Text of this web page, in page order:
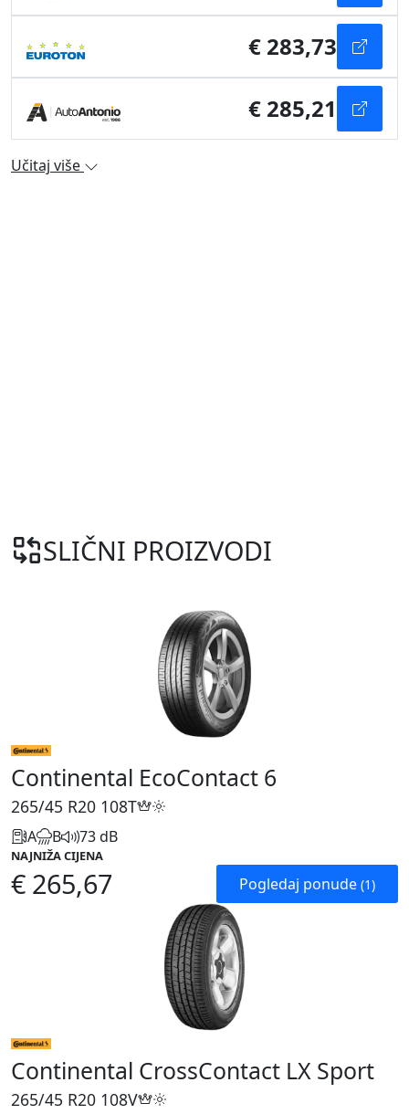
€ 283,73
€ 285,21
Učitaj više
SLIČNI PROIZVODI
Continental EcoContact 6
265/45 R20 108T
A B 73 dB
NAJNIŽA CIJENA
€ 265,67 Pogledaj ponude (1)
Continental CrossContact LX Sport
265/45 R20 108V